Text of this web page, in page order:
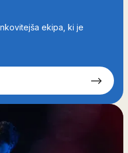
-->
ekipa, ki je